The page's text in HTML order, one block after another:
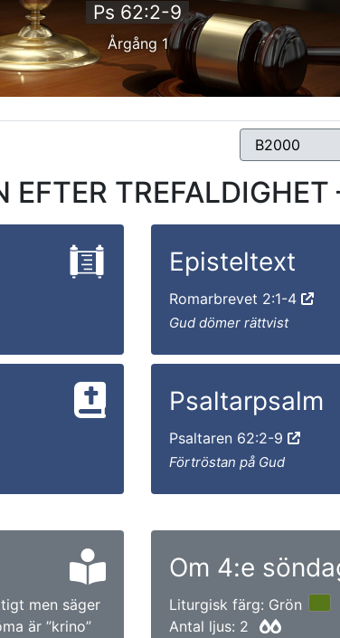
Ps 62:2-9
Årgång 1
EFTER
Episteltext
Romarbrevet 2:1-4
Gud dömer rättvist
Psaltarpsalm
Psaltaren 62:2-9
Förtröstan på Gud
men säger
är ”krino”
Om 4:e
Liturgisk färg: Grön
Antal ljus: 2